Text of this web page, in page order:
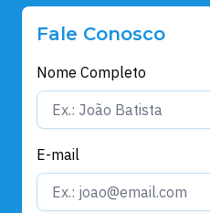
Fale Conosco
Nome Completo
E-mail